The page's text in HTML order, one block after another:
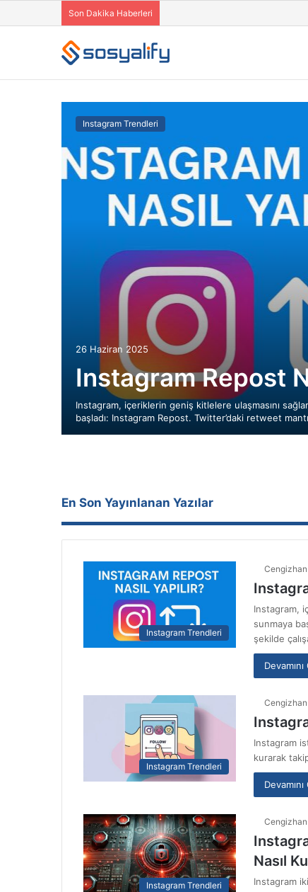
Son Dakika Haberleri
Instagram Trendleri
26 Haziran 2025
Instagram Repost
Instagram, içeriklerin geniş kitlelere ulaşmasını
başladı: Instagram Repost. Twitter’daki retweet
En Son Yayınlanan Yazılar
Instagram Trendleri
Instagram,
sunmaya
şekilde
Instagram Trendleri
Instagram
kurarak
Instagram Trendleri
Nasıl
Instagram